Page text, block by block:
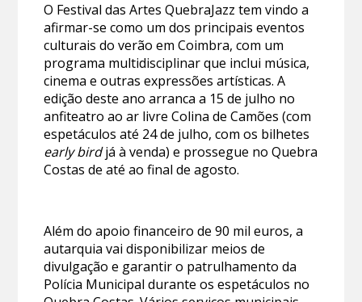
O Festival das Artes QuebraJazz tem vindo a
afirmar-se como um dos principais eventos
culturais do verão em Coimbra, com um
programa multidisciplinar que inclui música,
cinema e outras expressões artísticas. A
edição deste ano arranca a 15 de julho no
anfiteatro ao ar livre Colina de Camões (com
espetáculos até 24 de julho, com os bilhetes
early birdjá à venda) e prossegue no Quebra
Costas de até ao final de agosto.
Além do apoio financeiro de 90 mil euros, a
autarquia vai disponibilizar meios de
divulgação e garantir o patrulhamento da
Polícia Municipal durante os espetáculos no